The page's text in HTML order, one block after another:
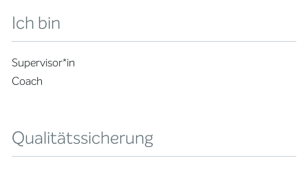
Ich bin
Supervisor*in
Coach
Qualitätssicherung